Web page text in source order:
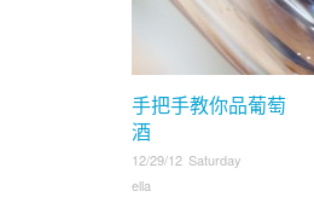
手把手教你品葡萄
酒
12/29/12 Saturday
ella